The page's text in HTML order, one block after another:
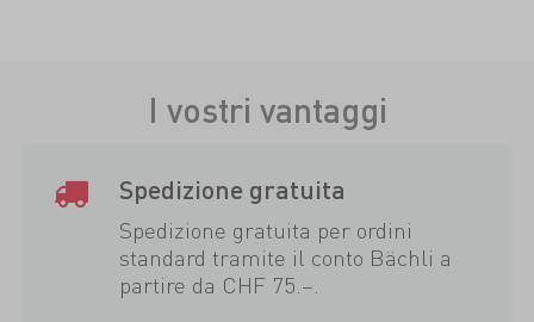
I vostri vantaggi
Spedizione gratuita
Spedizione gratuita per ordini
standard tramite il conto Bächli a
partire da CHF 75.–.